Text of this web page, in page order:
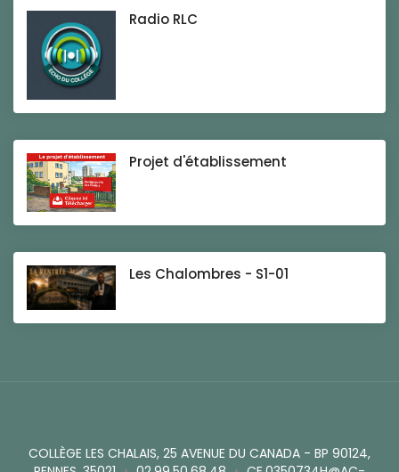
Radio RLC
Projet d'établissement
Les Chalombres - S1-01
COLLÈGE LES CHALAIS, 25 AVENUE DU CANADA - BP 90124,